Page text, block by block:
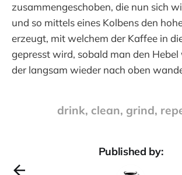
zusammengeschoben, die nun sich
und so mittels eines Kolbens den
erzeugt, mit welchem der Kaffee in
gepresst wird, sobald man den Hebel
der langsam wieder nach oben
drink, clean, grind,
Published by: